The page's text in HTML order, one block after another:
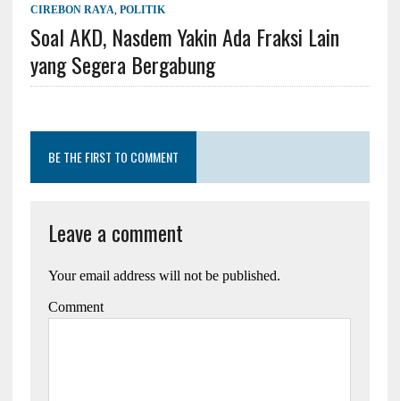
CIREBON RAYA POLITIK
Soal AKD, Nasdem Yakin Ada Fraksi Lain
yang Segera Bergabung
BE THE FIRST TO COMMENT
Leave a comment
Your email address will not be published.
Comment